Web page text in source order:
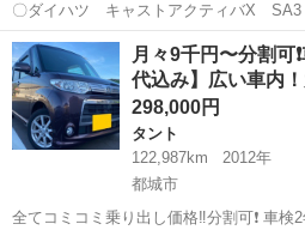
〇ダイハツ キャストアクティバX SA3 入庫
後までご確認宜しくお願い致します。 あ
写真にナビは付いてませんが、現在は取り付け済
平成 30...
宮崎 宮崎市 佐土原駅 キャス
月々9千円〜分割可
代込み】広い車内
298,000円
タント
122,987km
2012年
都城市
全てコミコミ乗り出し価格‼️分割可❗️ 車検